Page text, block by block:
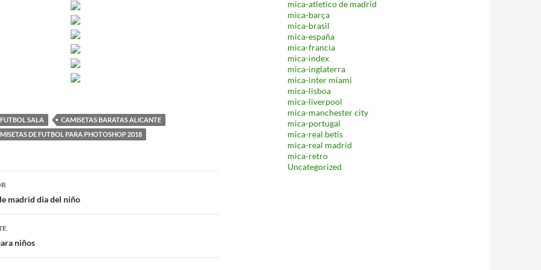
SALA
CAMISETAS BARATAS ALICANTE
DE FUTBOL PARA PHOTOSHOP 2018
madrid dia del niño
niños
mica-atletico de madrid
mica-barça
mica-brasil
mica-españa
mica-francia
mica-index
mica-inglaterra
mica-inter miami
mica-lisboa
mica-liverpool
mica-manchester city
mica-portugal
mica-real betis
mica-real madrid
mica-retro
Uncategorized